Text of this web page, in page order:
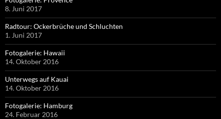
8. Juni 2017
Radtour: Ockerbrüche und Schluchten
1. Juni 2017
Fotogalerie: Hawaii
14. Oktober 2016
Unterwegs auf Kauai
14. Oktober 2016
Fotogalerie: Hamburg
24. Februar 2016